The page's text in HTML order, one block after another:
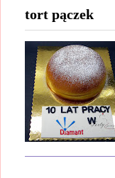
tort pączek